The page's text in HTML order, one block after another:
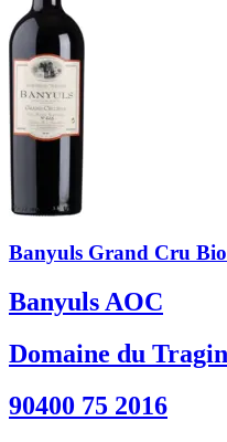
Banyuls Grand Cru
Banyuls AOC
Domaine du
90400 75 2016